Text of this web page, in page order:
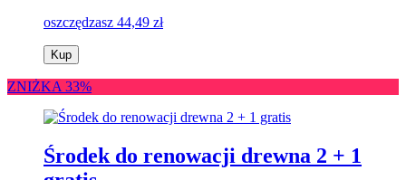
oszczędzasz 44,49 zł
Kup
ZNIŻKA 33%
Środek do renowacji drewna 2 + 1